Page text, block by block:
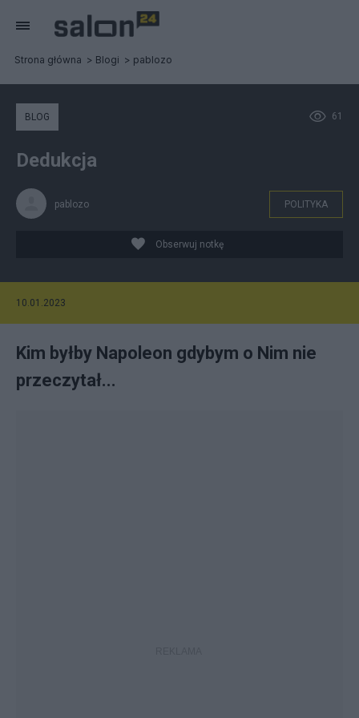
Strona główna Blogi pablozo
61
BLOG
Dedukcja
pablozo POLITYKA
Obserwuj notkę
10.01.2023
Kim byłby Napoleon gdybym o Nim nie
przeczytał...